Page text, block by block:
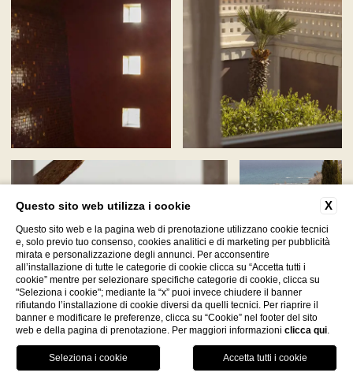
Facebook Instagram WhatsApp
X
Questo sito web utilizza i cookie
Questo sito web e la pagina web di prenotazione utilizzano cookie tecnici
e, solo previo tuo consenso, cookies analitici e di marketing per pubblicità
mirata e personalizzazione degli annunci. Per acconsentire
all’installazione di tutte le categorie di cookie clicca su “Accetta tutti i
cookie” mentre per selezionare specifiche categorie di cookie, clicca su
"Seleziona i cookie"; mediante la “x” puoi invece chiudere il banner
rifiutando l’installazione di cookie diversi da quelli tecnici. Per riaprire il
banner e modificare le preferenze, clicca su “Cookie” nel footer del sito
web e della pagina di prenotazione. Per maggiori informazioni clicca qui.